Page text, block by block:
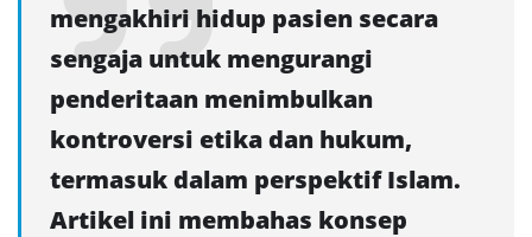
mengakhiri hidup pasien secara
sengaja untuk mengurangi
penderitaan menimbulkan
kontroversi etika dan hukum,
termasuk dalam perspektif Islam.
Artikel ini membahas konsep